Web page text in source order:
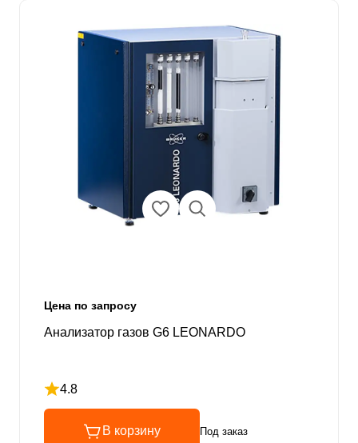
Цена по запросу
Анализатор газов G6 LEONARDO
4.8
Рейтинг 4.8 из 5
В корзину Под заказ